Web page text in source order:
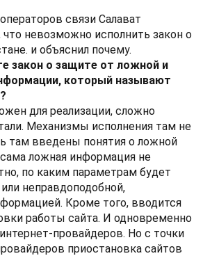
связи Салават
невозможно исполнить закон о
и объяснил почему.
закон о защите от ложной и
который называют
для реализации, сложно
Механизмы исполнения там не
там введены понятия о ложной
ложная информация не
по каким параметрам будет
неправдоподобной,
Кроме того, вводится
работы сайта. И одновременно
провайдеров. Но с точки
приостановка сайтов